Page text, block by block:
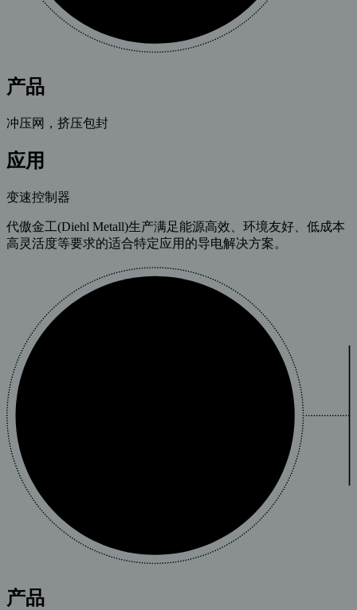
产品
冲压网，挤压包封
应用
变速控制器
代傲金工(Diehl Metall)生产满足能源高效、环境友好、低成本
高灵活度等要求的适合特定应用的导电解决方案。
产品